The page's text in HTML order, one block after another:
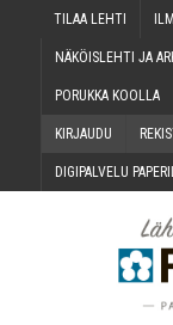
TILAA LEH­TI
NÄKÖIS­LEH­TI JA
PORUK­KA KOOLLA
KIR­JAU­DU
DIGI­PAL­VE­LU